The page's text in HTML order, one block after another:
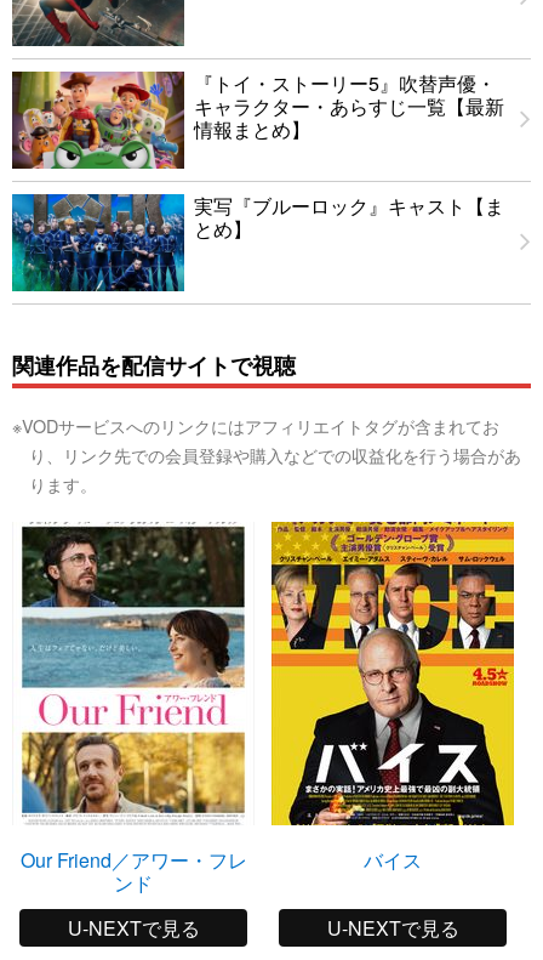
『トイ・ストーリー5』吹替声優・
キャラクター・あらすじ一覧【最新
情報まとめ】
実写『ブルーロック』キャスト【ま
とめ】
関連作品を配信サイトで視聴
※VODサービスへのリンクにはアフィリエイトタグが含まれてお
り、リンク先での会員登録や購入などでの収益化を行う場合があ
ります。
Our Friend／アワー・フレ
ンド
U-NEXTで見る
バイス
U-NEXTで見る